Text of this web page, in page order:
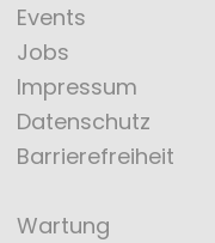
Events
Jobs
Impressum
Datenschutz
Barrierefreiheit
Wartung